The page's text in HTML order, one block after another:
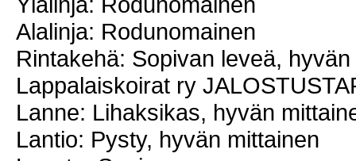
Alalinja: Rodunomainen
Rintakehä: Sopivan leveä,
Lappalaiskoirat ry
Lanne: Lihaksikas, hyvän
Lantio: Pysty, hyvän mittainen